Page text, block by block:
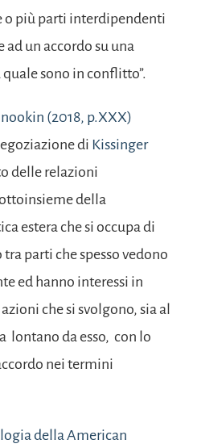
o più parti interdipendenti
un accordo su una
sono in conflitto”.
(2018, p.XXX)
di Kissinger
delle relazioni
della
estera che si occupa di
parti che spesso vedono
ed hanno interessi in
che si svolgono, sia al
lontano da esso, con lo
nei termini
della American